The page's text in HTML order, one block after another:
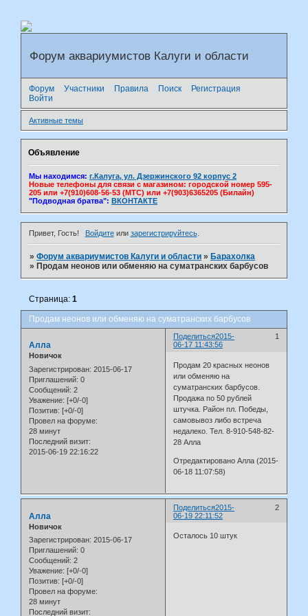
Форум аквариумистов Калуги и области
Форум Участники Правила Поиск
Регистрация
Войти
Активные темы
Объявление
Мы находимся: г.Калуга, ул. Дзержинского 92 корпус 2
Новые телефоны для связи с магазином: городской номер 595-
205 или +7(910)608-56-53 (МТС) или +7(903)6365205 (Билайн)
"Подводная братва": ВКОНТАКТЕ
Привет, Гость! Войдитеили зарегистрируйтесь.
»Форум аквариумистов Калуги и области » Барахолка
» Продам неонов или обменяю на суматранских барбусов
Продам неонов или обменяю на суматранских барбусов
Страница:1
Поделиться 1
2015-
06-17 11:43:56
Алла
Новичок
Зарегистрирован: 2015-06-17
Приглашений: 0
Сообщений: 2
Уважение: [+0/-0]
Позитив: [+0/-0]
Провел на форуме:
28 минут
Последний визит:
2015-06-19 22:16:22
Продам 20 красных неонов
или обменяю на
суматранских барбусов.
Продажа по 50 рублей
штучка. Район пл. Победы,
самовывоз либо встреча
недалеко. Тел. 8-910-548-82-
28 Алла
Отредактировано Алла (2015-
06-18 11:07:58)
Поделиться 2
2015-
06-19 22:11:52
Алла
Новичок
Зарегистрирован: 2015-06-17
Приглашений: 0
Сообщений: 2
Уважение: [+0/-0]
Позитив: [+0/-0]
Провел на форуме:
28 минут
Последний визит:
Осталось 10 штук